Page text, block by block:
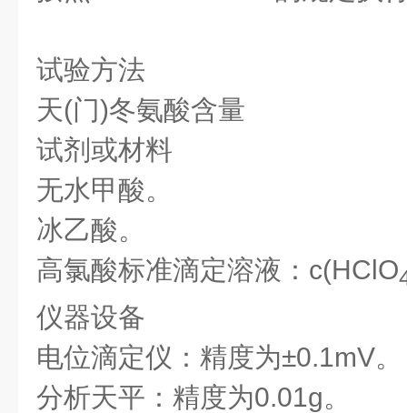
试验方法
天(门)冬氨酸含量
试剂或材料
无水甲酸。
冰乙酸。
高氯酸标准滴定溶液： c(HClO
仪器设备
电位滴定仪：精度为±0.1mV。
分析天平：精度为0.01g。